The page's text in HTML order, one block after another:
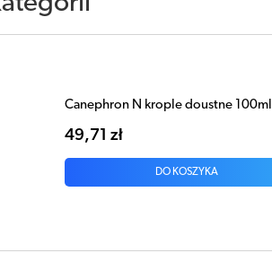
Canephron N krople doustne 100ml
49,71 zł
DO KOSZYKA